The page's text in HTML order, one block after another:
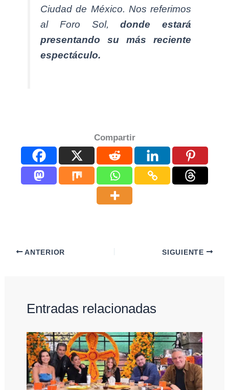
Ciudad de México. Nos referimos
al Foro Sol, donde estará
presentando su más reciente
espectáculo.
Compartir
ANTERIOR SIGUIENTE
Entradas relacionadas